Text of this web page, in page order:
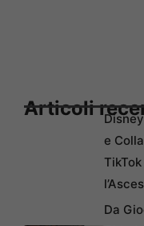
Articoli
e
Da